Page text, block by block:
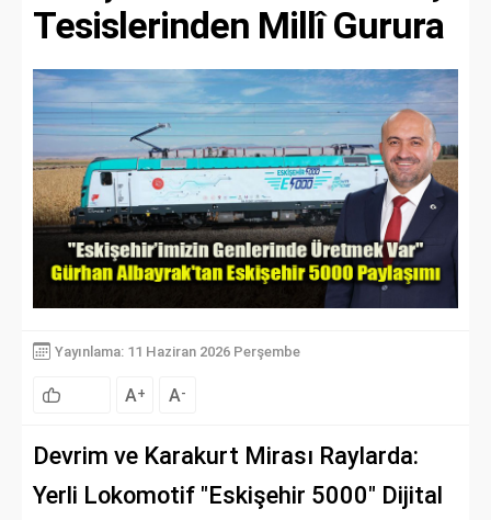
Tesislerinden Millî Gurura
Yayınlama: 11 Haziran 2026 Perşembe
A+ A-
Devrim ve Karakurt Mirası Raylarda:
Yerli Lokomotif "Eskişehir 5000" Dijital